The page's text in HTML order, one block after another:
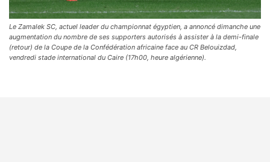
Le Zamalek SC, actuel leader du championnat égyptien, a annoncé dimanche une
augmentation du nombre de ses supporters autorisés à assister à la demi-finale
(retour) de la Coupe de la Confédération africaine face au CR Belouizdad,
vendredi stade international du Caire (17h00, heure algérienne).